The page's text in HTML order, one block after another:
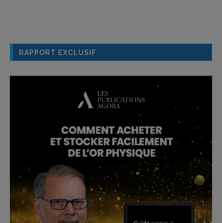
RAPPORT EXCLUSIF